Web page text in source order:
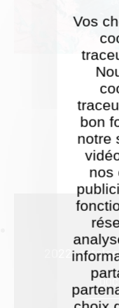
Vos
bon
notre
nos